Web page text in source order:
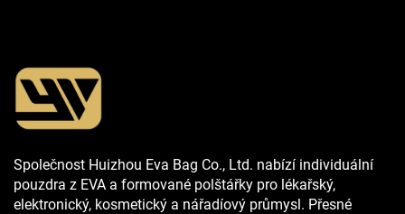
Společnost Huizhou Eva Bag Co., Ltd. nabízí individuální
pouzdra z EVA a formované polštářky pro lékařský,
elektronický, kosmetický a nářadíový průmysl. Přesné